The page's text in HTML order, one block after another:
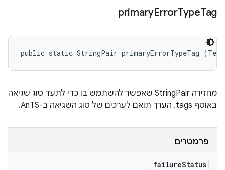
primaryErrorTypeTag
public static StringPair primaryErrorTypeTag
מחזירה StringPair שאפשר להשתמש בו כדי לתעד סוג שגיאה
באוסף tags. הערך תואם לערכים של סוג השגיאה ב-AnTS.
פרמטרים
failureStatus